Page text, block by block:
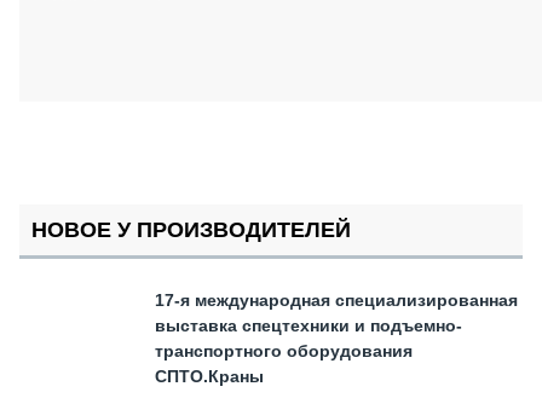
НОВОЕ У ПРОИЗВОДИТЕЛЕЙ
17-я международная специализированная
выставка спецтехники и подъемно-
транспортного оборудования
СПТО.Краны